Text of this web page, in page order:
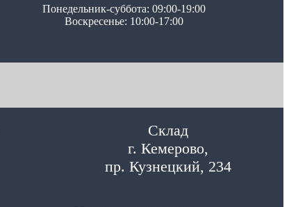
Понедельник-суббота: 09:00-19:00
Воскресенье: 10:00-17:00
Склад
г. Кемерово,
пр. Кузнецкий, 234